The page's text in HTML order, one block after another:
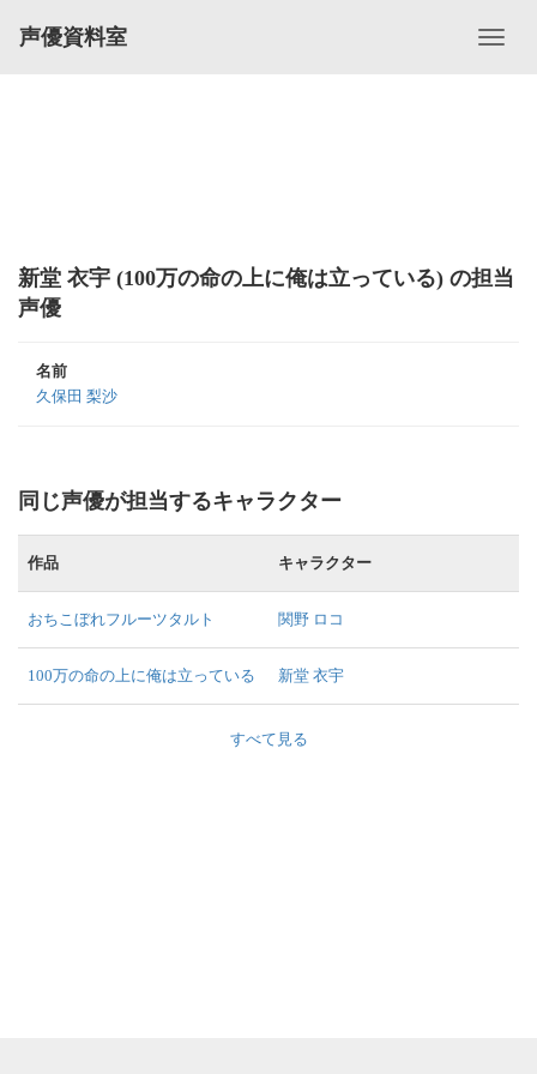
声優資料室
新堂 衣宇 (100万の命の上に俺は立っている) の担当
声優
名前
久保田 梨沙
同じ声優が担当するキャラクター
作品 キャラクター
おちこぼれフルーツタルト 関野 ロコ
100万の命の上に俺は立っている 新堂 衣宇
すべて見る